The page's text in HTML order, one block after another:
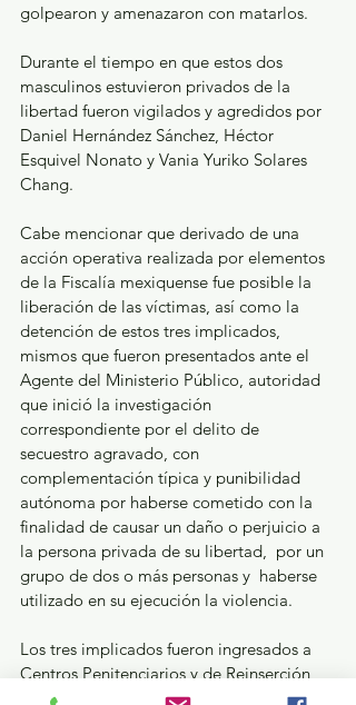
golpearon y amenazaron con matarlos.
Durante el tiempo en que estos dos
masculinos estuvieron privados de la
libertad fueron vigilados y agredidos por
Daniel Hernández Sánchez, Héctor
Esquivel Nonato y Vania Yuriko Solares
Chang.
Cabe mencionar que derivado de una
acción operativa realizada por elementos
de la Fiscalía mexiquense fue posible la
liberación de las víctimas, así como la
detención de estos tres implicados,
mismos que fueron presentados ante el
Agente del Ministerio Público, autoridad
que inició la investigación
correspondiente por el delito de
secuestro agravado, con
complementación típica y punibilidad
autónoma por haberse cometido con la
finalidad de causar un daño o perjuicio a
la persona privada de su libertad,  por un
grupo de dos o más personas y  haberse
utilizado en su ejecución la violencia.
Los tres implicados fueron ingresados a
Centros Penitenciarios y de Reinserción
Social, a disposición del Órgano